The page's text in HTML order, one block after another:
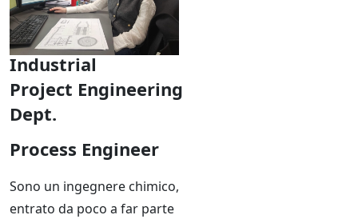
Industrial
Project Engineering
Dept.
Process Engineer
Sono un ingegnere chimico,
entrato da poco a far parte